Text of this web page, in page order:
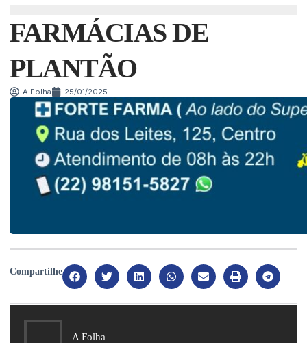
FARMÁCIAS DE
PLANTÃO
A Folha 25/01/2025
Compartilhe
A Folha